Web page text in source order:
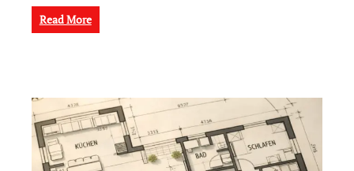
Read More